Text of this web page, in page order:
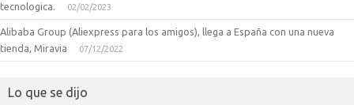
tecnologica.
02/02/2023
Alibaba Group (Aliexpress para los amigos), llega a España con una nueva
tienda, Miravia
07/12/2022
Lo que se dijo